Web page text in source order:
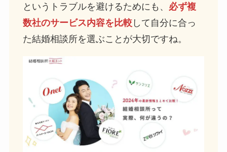
というトラブルを避けるためにも、 必ず複
数社のサービス内容を比較して自分に合っ
た結婚相談所を選ぶことが大切ですね。